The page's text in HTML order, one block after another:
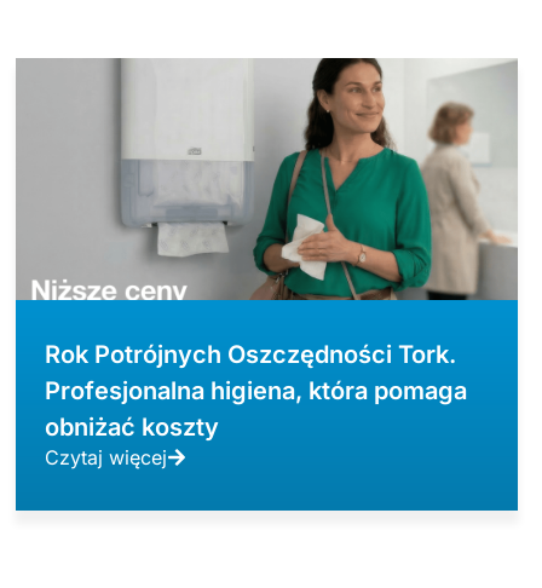
Rok Potrójnych Oszczędności Tork.
Profesjonalna higiena, która pomaga
obniżać koszty
Czytaj więcej